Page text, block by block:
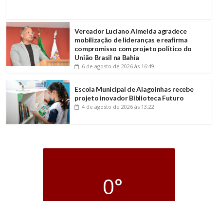
Vereador Luciano Almeida agradece
mobilização de lideranças e reafirma
compromisso com projeto político do
União Brasil na Bahia
6 de agosto de 2026 às 16:49
Escola Municipal de Alagoinhas recebe
projeto inovador Biblioteca Futuro
4 de agosto de 2026 às 13:22
0°